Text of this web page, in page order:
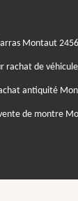
Montaut
rachat de
antiquité
de montre